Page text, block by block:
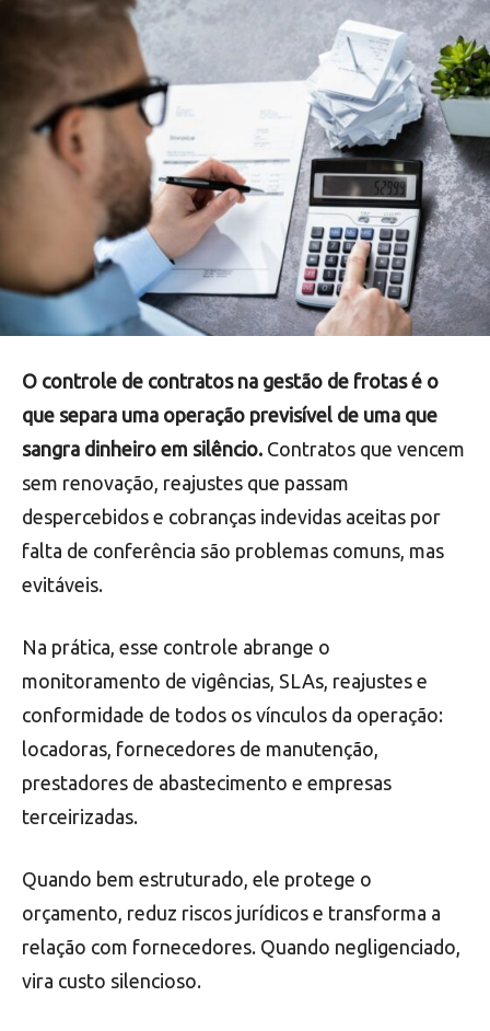
O controle de contratos na gestão de frotas é o
que separa uma operação previsível de uma que
sangra dinheiro em silêncio. Contratos que vencem
sem renovação, reajustes que passam
despercebidos e cobranças indevidas aceitas por
falta de conferência são problemas comuns, mas
evitáveis.
Na prática, esse controle abrange o
monitoramento de vigências, SLAs, reajustes e
conformidade de todos os vínculos da operação:
locadoras, fornecedores de manutenção,
prestadores de abastecimento e empresas
terceirizadas.
Quando bem estruturado, ele protege o
orçamento, reduz riscos jurídicos e transforma a
relação com fornecedores. Quando negligenciado,
vira custo silencioso.